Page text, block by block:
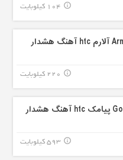
104 کیلوبایت info_outline
220 کیلوبایت info_outline
593 کیلوبایت info_outline